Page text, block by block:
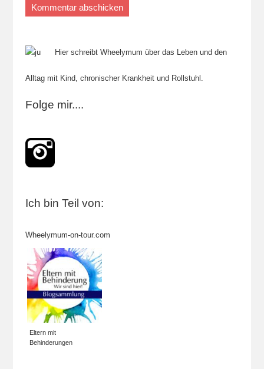
Hier schreibt Wheelymum über das Leben und den
Alltag mit Kind, chronischer Krankheit und Rollstuhl.
Folge mir....
Ich bin Teil von:
Wheelymum-on-tour.com
Eltern mit
Behinderungen